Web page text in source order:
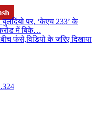
पर, ‘केएच 233’ के
में बिके…
फंसे,विडियो के जरिए दिखाया